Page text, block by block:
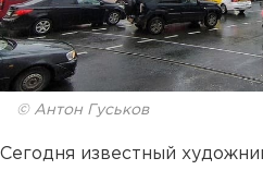
© Антон Гуськов
Сегодня известный